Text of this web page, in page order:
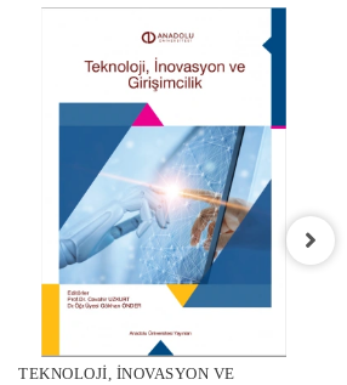
TEKNOLOJİ, İNOVASYON VE